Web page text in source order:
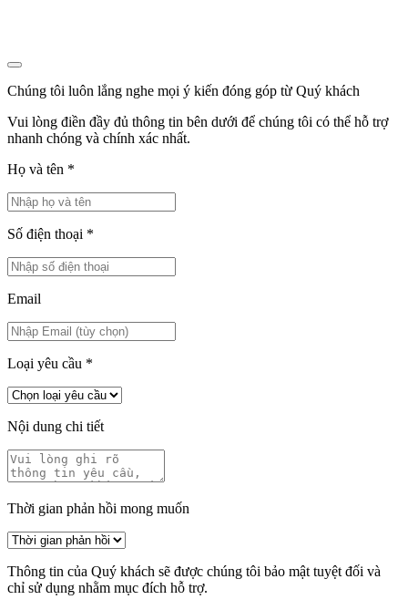
Chúng tôi luôn lắng nghe mọi ý kiến đóng góp từ Quý khách
Vui lòng điền đầy đủ thông tin bên dưới để chúng tôi có thể hỗ trợ
nhanh chóng và chính xác nhất.
Họ và tên *
Số điện thoại *
Email
Loại yêu cầu *
Nội dung chi tiết
Thời gian phản hồi mong muốn
Thông tin của Quý khách sẽ được chúng tôi bảo mật tuyệt đối và
chỉ sử dụng nhằm mục đích hỗ trợ.